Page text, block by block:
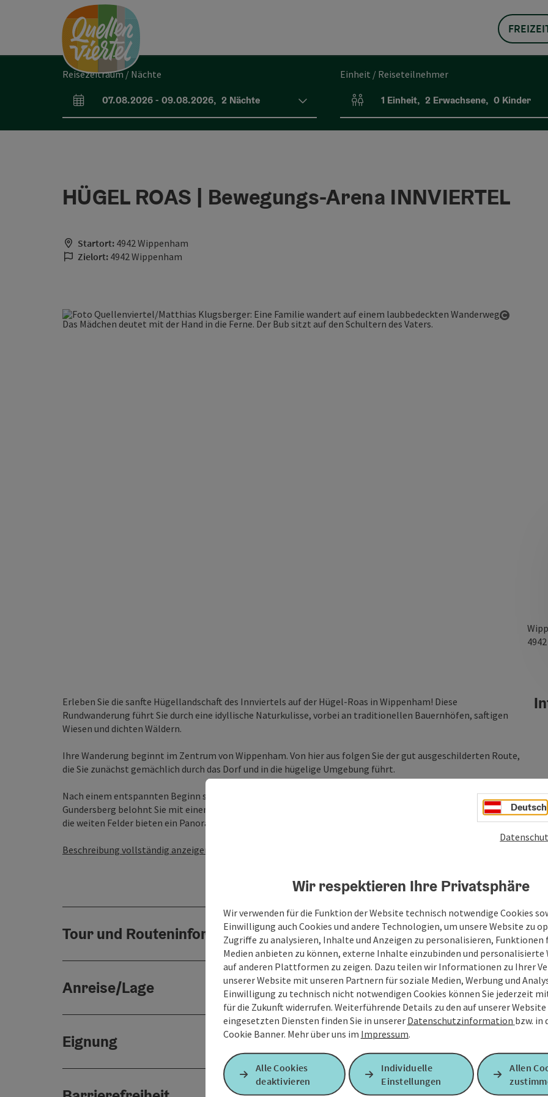
Zum InhaltAccesskey
[0]
Zur NavigationAccesskey
Zum Seitenanfang Accesskey
Reisezeitraum / Nächte
An- und Abreisefelder
07.08.2026- 09.08.2026, 2 Nächte
Einheit / Reiseteilnehmer
Einheitenanzahl und Personenfelder
1 Einheit, 2 Erwachsene, 0 Kinder
HÜGEL ROAS | Bewegungs-Arena INNVIERTEL
Startort: 4942 Wippenham
Zielort: 4942 Wippenham
4942
Erleben Sie die sanfte Hügellandschaft des Innviertels auf der Hügel-Roas in Wippenham! Diese
Rundwanderung führt Sie durch eine idyllische Naturkulisse, vorbei an traditionellen Bauernhöfen, saftigen
Wiesen und dichten Wäldern.
Ihre Wanderung beginnt im Zentrum von Wippenham. Von hier aus folgen Sie der gut ausgeschilderten Route,
die Sie zunächst gemächlich durch das Dorf und in die hügelige Umgebung führt.
Nach einem entspannten Beginn startet der erste Anstieg Richtung Gundersberg. Der Anstieg nach
Gundersberg belohnt Sie mit einem herrlichen Blick auf das nahegelegene Kirchheim. Die sanften Hügel und
die weiten Felder bieten ein Panorama, das zum Verweilen und Genießen einlädt. Machen Sie eine ...
Beschreibung vollständig anzeigen
Tour und Routeninformationen
Anreise/Lage
Eignung
Deutsch
Wir respektieren Ihre Privatsphäre
Wir verwenden für die Funktion der Website technisch notwendige Cookies
Einwilligung auch Cookies und andere Technologien, um unsere Website zu
Zugriffe zu analysieren, Inhalte und Anzeigen zu personalisieren, Funktionen
Medien anbieten zu können, externe Inhalte einzubinden und personalisierte
auf anderen Plattformen zu zeigen. Dazu teilen wir Informationen zu Ihrer
unserer Website mit unseren Partnern für soziale Medien, Werbung und
Einwilligung zu technisch nicht notwendigen Cookies können Sie jederzeit
für die Zukunft widerrufen. Weiterführende Details zu den auf unserer Website
eingesetzten Diensten finden Sie in unserer Datenschutzinformation bzw. in
Cookie Banner. Mehr über uns im Impressum.
Alle Cookies
deaktivieren
Individuelle
Einstellungen
Allen